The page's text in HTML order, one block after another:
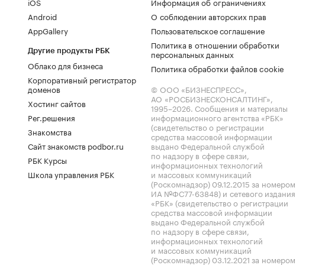
Android
AppGallery
Другие продукты РБК
Облако для бизнеса
Корпоративный регистратор
доменов
Хостинг сайтов
Рег.решения
Знакомства
Сайт знакомств podbor.ru
РБК Курсы
Школа управления РБК
О соблюдении авторских прав
Пользовательское соглашение
Политика в отношении обработки
персональных данных
Политика обработки файлов cookie
© ООО «БИЗНЕСПРЕСС»,
АО «РОСБИЗНЕСКОНСАЛТИНГ»,
1995–2026. Сообщения и материалы
информационного агентства «РБК»
(свидетельство о регистрации
средства массовой информации
выдано Федеральной службой
по надзору в сфере связи,
информационных технологий
и массовых коммуникаций
(Роскомнадзор) 09.12.2015 за номером
ИА №ФС77-63848) и сетевого издания
«РБК» (свидетельство о регистрации
средства массовой информации
выдано Федеральной службой
по надзору в сфере связи,
информационных технологий
и массовых коммуникаций
(Роскомнадзор) 03.12.2021 за номером